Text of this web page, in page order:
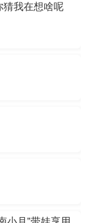
猜我在想啥呢